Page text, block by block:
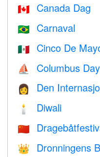
🇨🇦 Canada Dag
🇧🇷 Carnaval
🇲🇽 Cinco De
⛵️ Columbus Day
👩 Den
🕯 Diwali
🇨🇳
👑 Dronningens